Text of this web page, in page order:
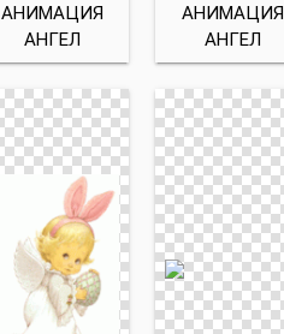
АНИМАЦИЯ
АНГЕЛ
АНИМАЦИЯ
АНГЕЛ